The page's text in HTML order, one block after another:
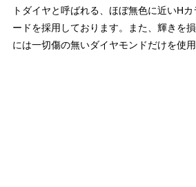
トダイヤと呼ばれる、ほぼ無色に近いH
ードを採用しております。また、輝きを
には一切傷の無いダイヤモンドだけを使用